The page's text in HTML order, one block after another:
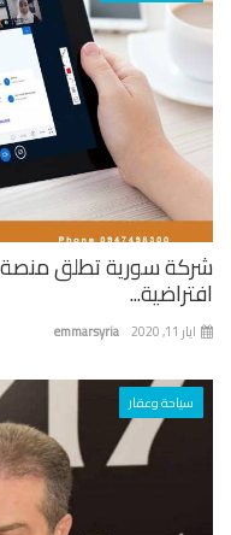
سورية تطلق منصة
emmarsyria
سياحة وعقار